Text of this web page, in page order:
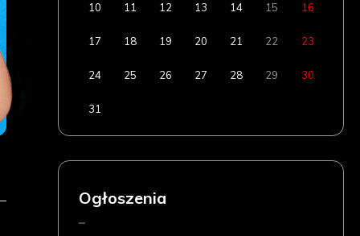
10 11 12 13 14 15 16
17 18 19 20 21 22 23
24 25 26 27 28 29 30
31
Ogłoszenia